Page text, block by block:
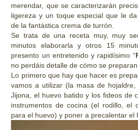
merendar, que se caracterizarán
ligereza y un toque especial que le
de la fantástica crema de turrón.
Se trata de una receta muy, muy
minutos elaborarla y otros 15
presento un entretenido y rapidísimo “
no perdáis detalle de cómo se preparan.
Lo primero que hay que hacer es
vamos a utilizar (la masa de
Jijona, el huevo batido y los fideos de
instrumentos de cocina (el rodillo, el
para el huevo) y poner a precalentar el